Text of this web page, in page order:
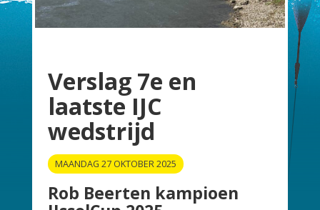
Verslag 7e en
laatste IJC
wedstrijd
MAANDAG 27 OKTOBER 2025
Rob Beerten kampioen